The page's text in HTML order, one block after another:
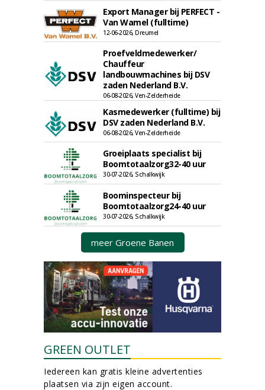
Export Manager bij PERFECT -
Van Wamel (fulltime)
12-06-2026, Dreumel
Proefveldmedewerker/
Chauffeur
landbouwmachines bij DSV
zaden Nederland B.V.
06-08-2026, Ven-Zelderheide
Kasmedewerker (fulltime) bij
DSV zaden Nederland B.V.
06-08-2026, Ven-Zelderheide
Groeiplaats specialist bij
Boomtotaalzorg32-40 uur
30-07-2026, Schalkwijk
Boominspecteur bij
Boomtotaalzorg24-40 uur
30-07-2026, Schalkwijk
meer Groene Banen
GREEN OUTLET
Iedereen kan gratis kleine advertenties
plaatsen via zijn eigen account.